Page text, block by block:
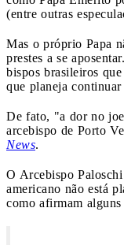
(entre outras
Mas o próprio Papa
prestes a se
bispos brasileiros
que planeja
De fato, "a dor no
arcebispo de Porto
News.
O Arcebispo
americano não está
como afirmam